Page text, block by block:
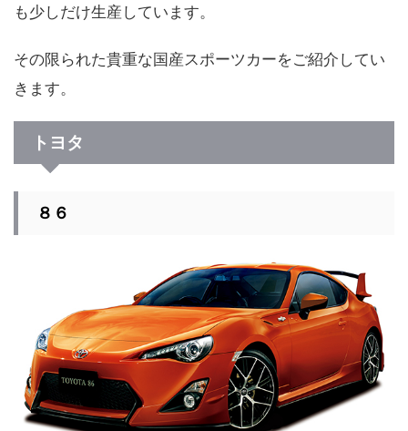
も少しだけ生産しています。
その限られた貴重な国産スポーツカーをご紹介してい
きます。
トヨタ
８６